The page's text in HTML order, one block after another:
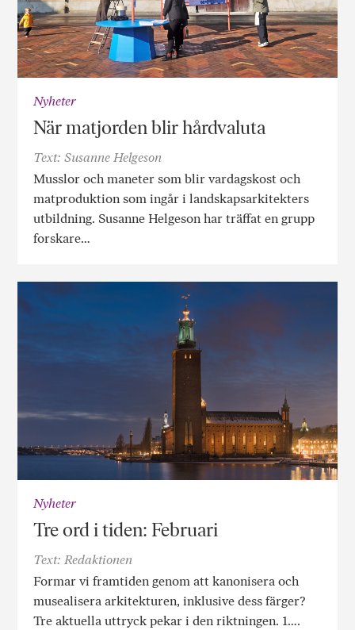
Nyheter
När matjorden blir hårdvaluta
Text: Susanne Helgeson
Musslor och maneter som blir vardagskost och
matproduktion som ingår i landskapsarkitekters
utbildning. Susanne Helgeson har träffat en grupp
forskare…
Nyheter
Tre ord i tiden: Februari
Text: Redaktionen
Formar vi framtiden genom att kanonisera och
musealisera arkitekturen, inklusive dess färger?
Tre aktuella uttryck pekar i den riktningen. 1….